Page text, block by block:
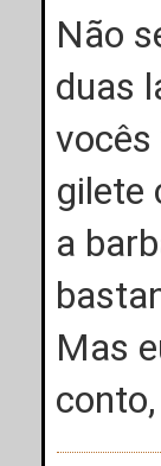
Não
duas
gilete
a
Mas